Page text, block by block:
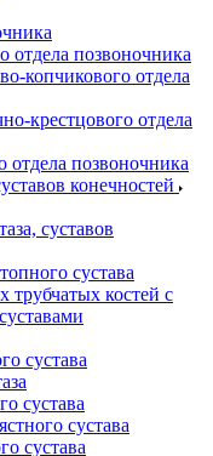
позвоночника
копчикового отдела
крестцового отдела
позвоночника
конечностей
суставов
сустава
костей с
сустава
сустава
сустава
сустава